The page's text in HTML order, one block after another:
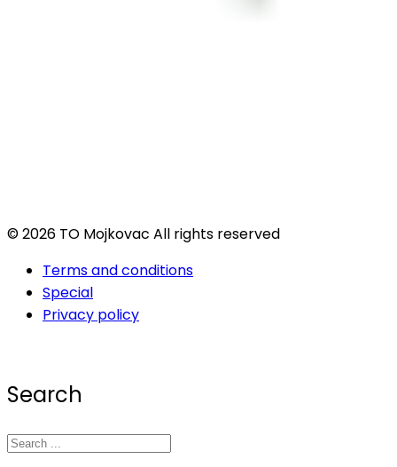
© 2026 TO Mojkovac All rights reserved
Terms and conditions
Special
Privacy policy
Search